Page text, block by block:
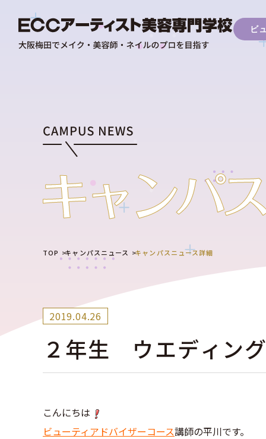
ビ
TOP キャンパスニュース キャンパスニュース詳細
2019.04.26
２年生 ウエディン
こんにちは
ビューティアドバイザーコース講師の平川です。